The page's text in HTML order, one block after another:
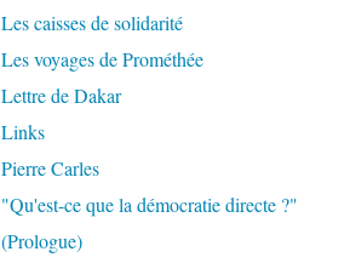
Les caisses de solidarité
Les voyages de Prométhée
Lettre de Dakar
Links
Pierre Carles
"Qu'est-ce que la démocratie directe ?"
(Prologue)